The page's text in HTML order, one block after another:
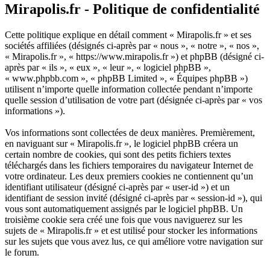
Mirapolis.fr - Politique de confidentialité
Cette politique explique en détail comment « Mirapolis.fr » et ses
sociétés affiliées (désignés ci-après par « nous », « notre », « nos »,
« Mirapolis.fr », « https://www.mirapolis.fr ») et phpBB (désigné ci-
après par « ils », « eux », « leur », « logiciel phpBB »,
« www.phpbb.com », « phpBB Limited », « Équipes phpBB »)
utilisent n’importe quelle information collectée pendant n’importe
quelle session d’utilisation de votre part (désignée ci-après par « vos
informations »).
Vos informations sont collectées de deux manières. Premièrement,
en naviguant sur « Mirapolis.fr », le logiciel phpBB créera un
certain nombre de cookies, qui sont des petits fichiers textes
téléchargés dans les fichiers temporaires du navigateur Internet de
votre ordinateur. Les deux premiers cookies ne contiennent qu’un
identifiant utilisateur (désigné ci-après par « user-id ») et un
identifiant de session invité (désigné ci-après par « session-id »), qui
vous sont automatiquement assignés par le logiciel phpBB. Un
troisième cookie sera créé une fois que vous naviguerez sur les
sujets de « Mirapolis.fr » et est utilisé pour stocker les informations
sur les sujets que vous avez lus, ce qui améliore votre navigation sur
le forum.